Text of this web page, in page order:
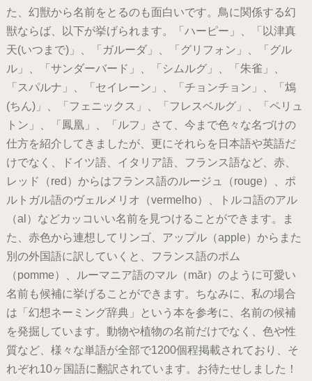
た、幻獣から名前をとるのも面白いです。鳥に関係する幻
獣ならば、以下が挙げられます。「ハーピー」、「以津真
天(いつまで)」、「ガルーダ」、「グリフォン」、「グル
ル」、「サンダーバード」、「シムルグ」、「朱雀」、
「スパルナ」、「セイレーン」、「チョンチョン」、「鴆
(ちん)」、「フェニックス」、「フレスベルグ」、「ペリュ
トン」、「鳳凰」、「ルフ」さて、今まで色々な名づけの
仕方を紹介してきましたが、更にそれらを日本語や英語だ
けでなく、ドイツ語、イタリア語、フランス語など、赤、
レッド（red）からはフランス語のルージュ（rouge）、ポ
ルトガル語のヴェルメリオ（vermelho）、トルコ語のアル
（al）などカッコいい名前を見つけることができます。ま
た、赤色から連想してリンゴ、アップル（apple）からまた
別の外国語に訳していくと、フランス語のポム
（pomme）、ルーマニア語のマル（măr）のように可愛い
名前も候補に挙げることができます。ちなみに、私の場合
は「幻想ネーミング辞典」という本を参考に、名前の候補
を発掘しています。動物や植物の名前だけでなく、色や性
質など、様々な単語が全部で1200個程掲載されており、そ
れぞれ10ヶ国語に翻訳されています。お待たせしました！